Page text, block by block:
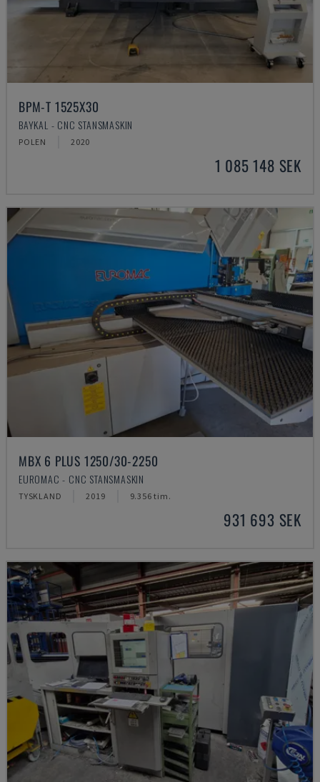
BPM-T 1525X30
BAYKAL - CNC STANSMASKIN
POLEN 2020
1 085 148 SEK
MBX 6 PLUS 1250/30-2250
EUROMAC - CNC STANSMASKIN
TYSKLAND 2019 9.356 tim.
931 693 SEK